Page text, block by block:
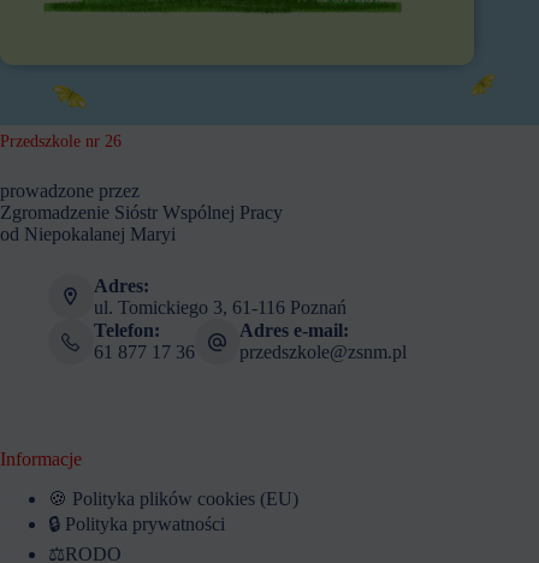
Przedszkole nr 26
prowadzone przez
Zgromadzenie Sióstr Wspólnej Pracy
od Niepokalanej Maryi
Adres:
ul. Tomickiego 3, 61-116 Poznań
Telefon:
61 877 17 36
Adres e-mail:
przedszkole@zsnm.pl
Informacje
🍪 Polityka plików cookies (EU)
🔒 Polityka prywatności
⚖️RODO